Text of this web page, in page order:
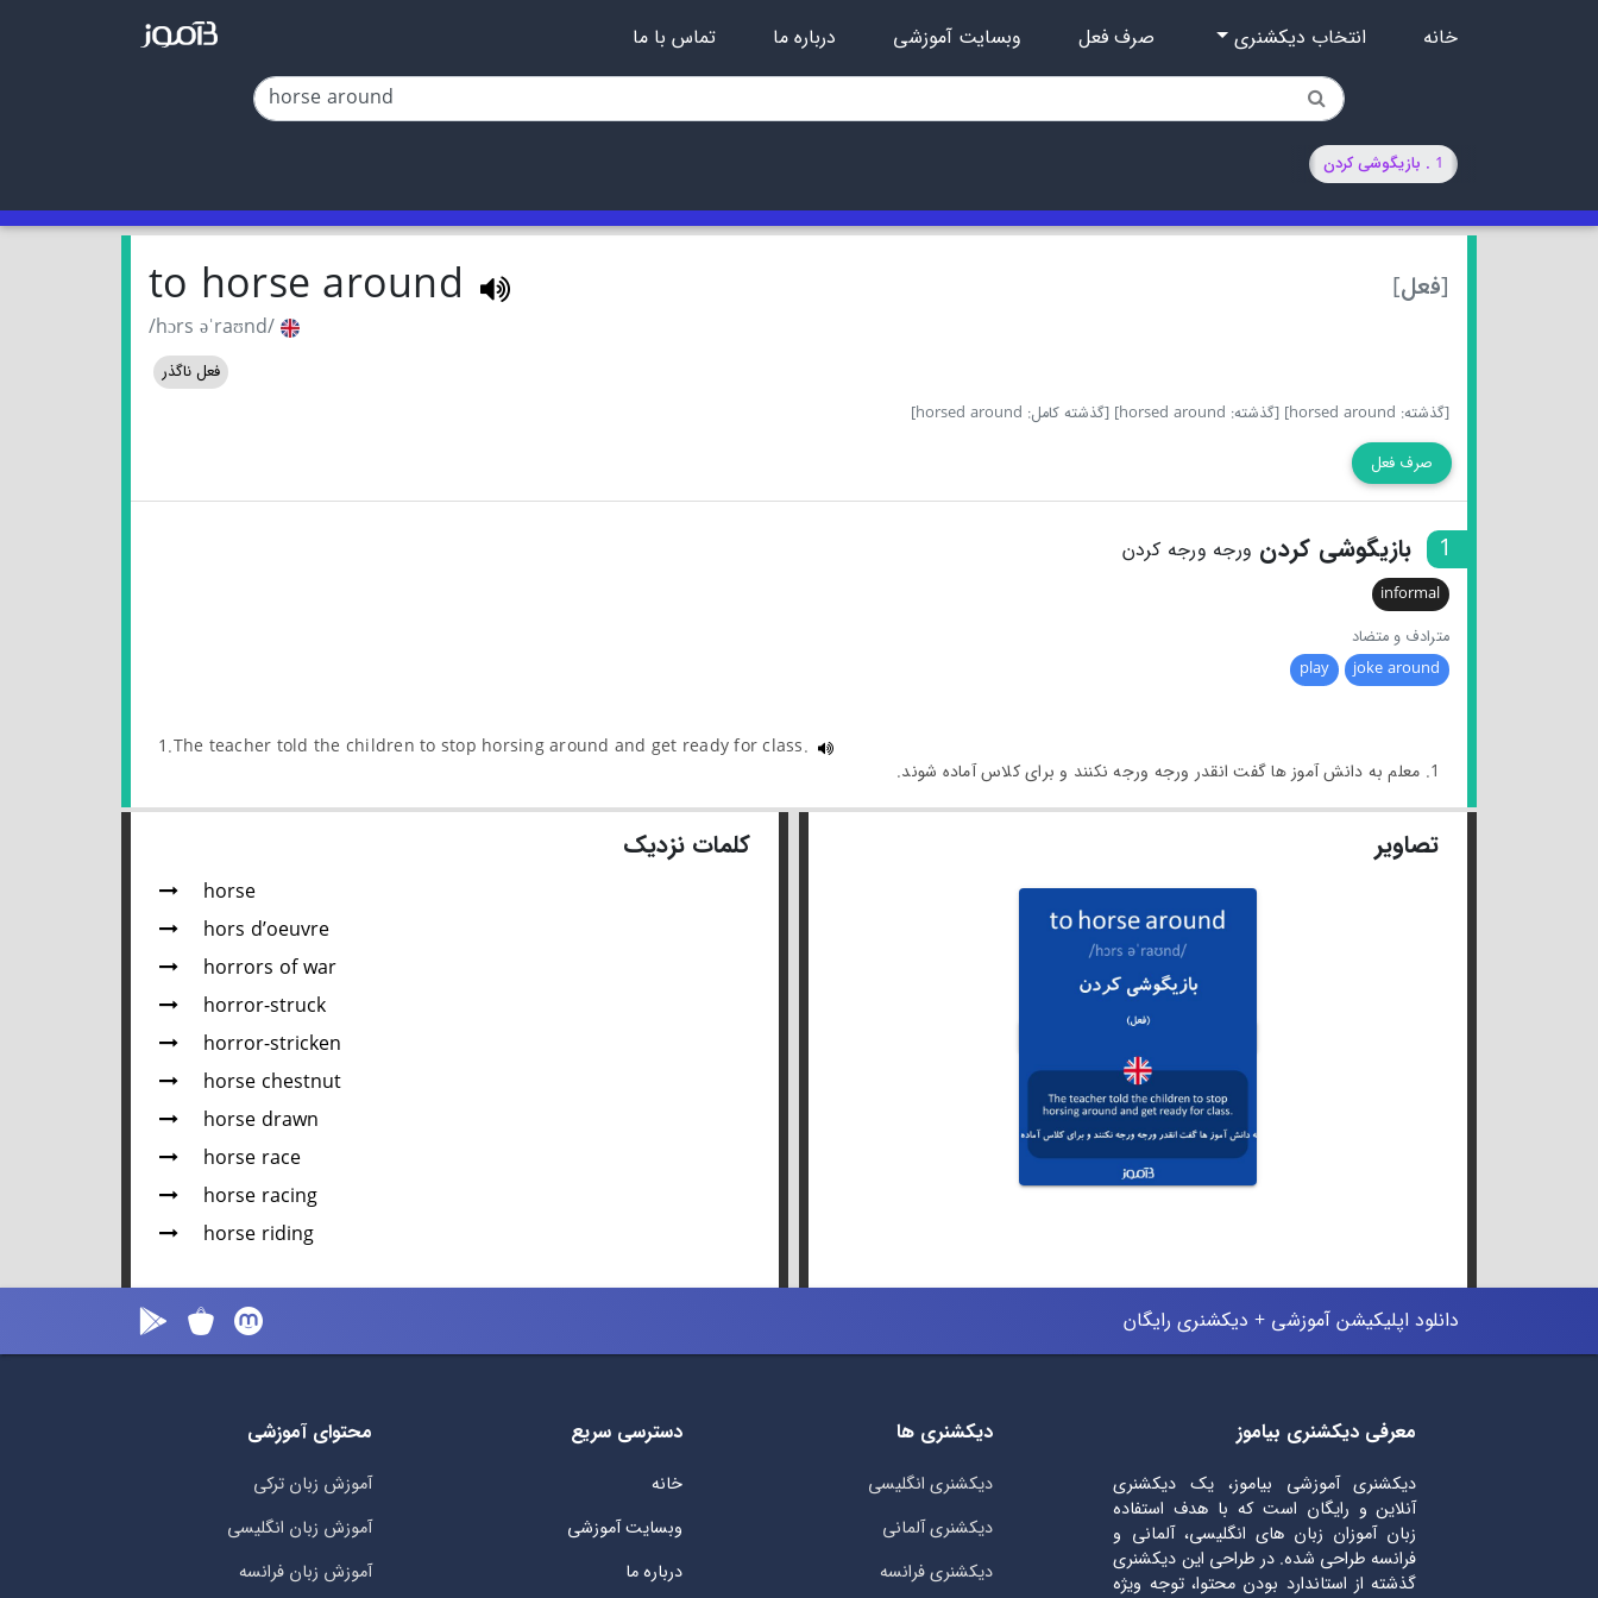
خانه انتخاب دیکشنری صرف فعل وبسایت آموزشی درباره ما تماس با ما
1 . بازیگوشی کردن
[فعل] to horse around
/hɔrs əˈraʊnd/
فعل ناگذر
[گذشته: horsed around]
[گذشته: horsed around] [گذشته کامل: horsed around]
صرف فعل
1 بازیگوشی کردن ورجه ورجه کردن
informal
مترادف و متضاد
joke around
play
1.The teacher told the children to stop horsing around and get ready for class.
1. معلم به دانش آموز ها گفت انقدر ورجه ورجه نکنند و برای کلاس آماده شوند.
تصاویر کلمات نزدیک
horse
hors d’oeuvre
horrors of war
horror-struck
horror-stricken
horse chestnut
horse drawn
horse race
horse racing
horse riding
دانلود اپلیکیشن آموزشی + دیکشنری رایگان
معرفی دیکشنری بیاموز
دیکشنری آموزشی بیاموز، یک دیکشنری
آنلاین و رایگان است که با هدف استفاده
زبان آموزان زبان های انگلیسی، آلمانی و
فرانسه طراحی شده. در طراحی این دیکشنری
گذشته از استاندارد بودن محتوا، توجه ویژه
دیکشنری ها
دیکشنری انگلیسی
دیکشنری آلمانی
دیکشنری فرانسه
دسترسی سریع
خانه
وبسایت آموزشی
درباره ما
محتوای آموزشی
آموزش زبان ترکی
آموزش زبان انگلیسی
آموزش زبان فرانسه